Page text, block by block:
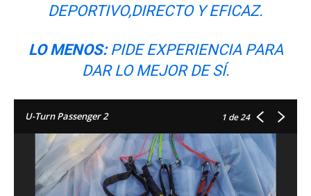
DEPORTIVO,DIRECTO Y EFICAZ.
LO MENOS: PIDE EXPERIENCIA PARA
DAR LO MEJOR DE SÍ.
U-Turn Passenger 2 1 de 24